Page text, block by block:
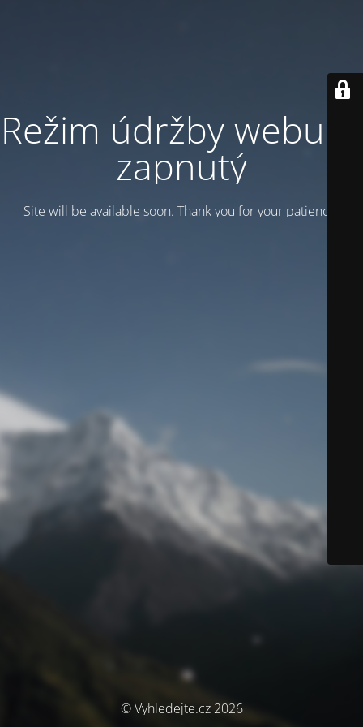
Režim údržby webu je
zapnutý
Site will be available soon. Thank you for your patience!
© Vyhledejte.cz 2026